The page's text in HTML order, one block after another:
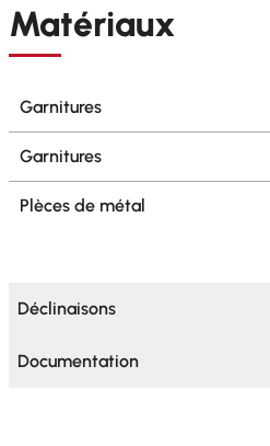
Matériaux
Garnitures
Garnitures
Plèces de métal
Déclinaisons
Documentation